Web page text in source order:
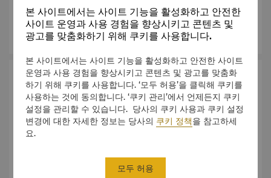
자세히 보기
스포츠 시설
본 사이트에서는 사이트 기능을 활성화하고 안전한
사이트 운영과 사용 경험을 향상시키고 콘텐츠 및
광고를 맞춤화하기 위해 쿠키를 사용합니다.
본 사이트에서는 사이트 기능을 활성화하고 안전한 사이트
운영과 사용 경험을 향상시키고 콘텐츠 및 광고를 맞춤화
하기 위해 쿠키를 사용합니다. ‘모두 허용’을 클릭해 쿠키를
사용하는 것에 동의합니다. ‘쿠키 관리’에서 언제든지 쿠키
설정을 관리할 수 있습니다. 당사의 쿠키 사용과 쿠키 설정
변경에 대한 자세한 정보는 당사의 쿠키 정책을 참고하세
요.
모두 허용